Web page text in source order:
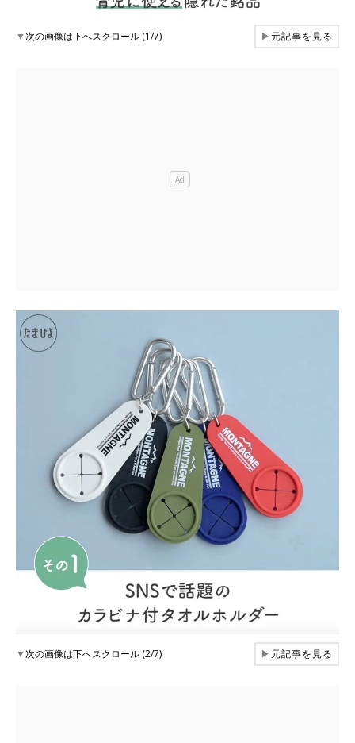
▼次の画像は下へスクロール (1/7) ▶元記事を見る
▼次の画像は下へスクロール (2/7) ▶元記事を見る